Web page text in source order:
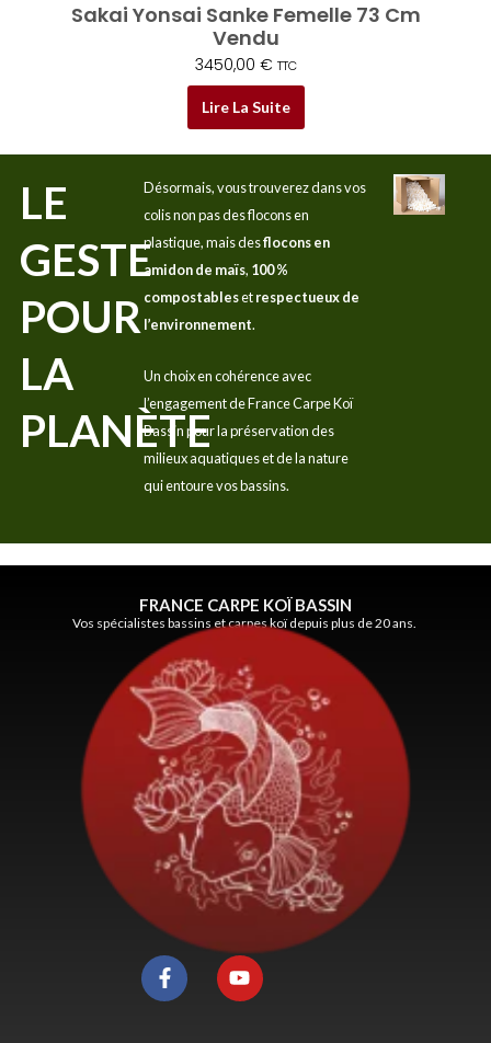
Sakai Yonsai Sanke Femelle 73 Cm
Vendu
3450,00 € TTC
Lire La Suite
LE
GESTE
POUR
LA
PLANÈTE
Désormais, vous trouverez dans vos
colis non pas des flocons en
plastique, mais desflocons en
amidon de maïs, 100 %
compostablesetrespectueux de
l’environnement.
Un choix en cohérence avec
l’engagement de France Carpe Koï
Bassin pour la préservation des
milieux aquatiques et de la nature
qui entoure vos bassins.
FRANCE CARPE KOÏ BASSIN
Vos spécialistes bassins et carpes koï depuis plus de 20 ans.
F
a
c
Y
o
u